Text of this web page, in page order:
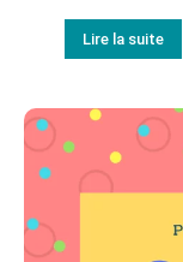
Lire la suite